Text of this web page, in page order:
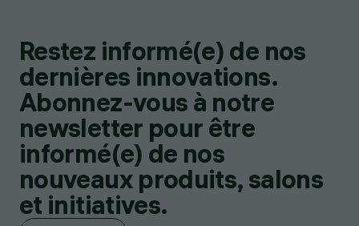
Restez informé(e) de nos
dernières innovations.
Abonnez-vous à notre
newsletter pour être
informé(e) de nos
nouveaux produits, salons
et initiatives.